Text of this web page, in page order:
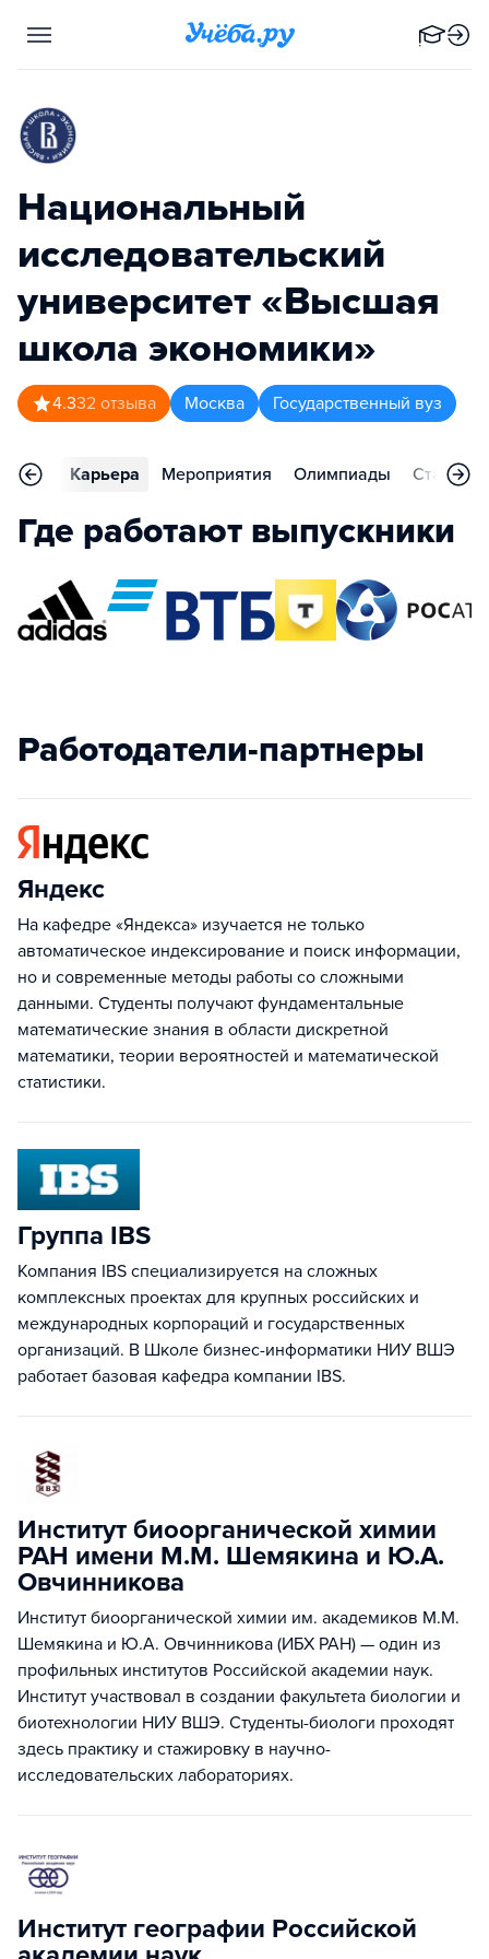
Национальный
исследовательский
университет «Высшая
школа экономики»
4.332 отзыва Москва Государственный вуз
Карьера Мероприятия Олимпиады Статьи
Где работают выпускники
Работодатели-партнеры
Яндекс
На кафедре «Яндекса» изучается не только
автоматическое индексирование и поиск информации,
но и современные методы работы со сложными
данными. Студенты получают фундаментальные
математические знания в области дискретной
математики, теории вероятностей и математической
статистики.
Группа IBS
Компания IBS cпециализируется на сложных
комплексных проектах для крупных российских и
международных корпораций и государственных
организаций. В Школе бизнес-информатики НИУ ВШЭ
работает базовая кафедра компании IBS.
Институт биоорганической химии
РАН имени М.М. Шемякина и Ю.А.
Овчинникова
Институт биоорганической химии им. академиков М.М.
Шемякина и Ю.А. Овчинникова (ИБХ РАН) — один из
профильных институтов Российской академии наук.
Институт участвовал в создании факультета биологии и
биотехнологии НИУ ВШЭ. Студенты-биологи проходят
здесь практику и стажировку в научно-
исследовательских лабораториях.
Институт географии Российской